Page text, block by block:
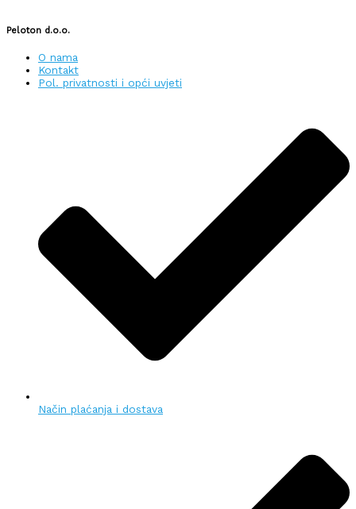
Peloton d.o.o.
O nama
Kontakt
Pol. privatnosti i opći uvjeti
Način plaćanja i dostava